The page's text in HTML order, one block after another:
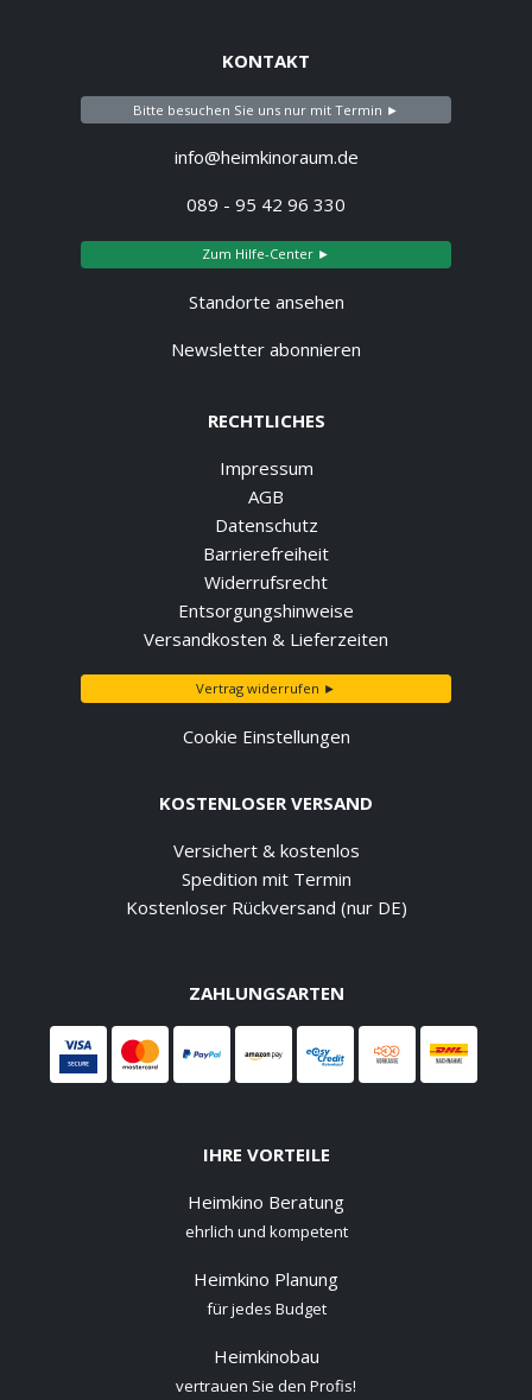
KONTAKT
Bitte besuchen Sie uns nur mit Termin ►
info@heimkinoraum.de
089 - 95 42 96 330
Zum Hilfe-Center ►
Standorte ansehen
Newsletter abonnieren
RECHTLICHES
Impressum
AGB
Datenschutz
Barrierefreiheit
Widerrufsrecht
Entsorgungshinweise
Versandkosten & Lieferzeiten
Vertrag widerrufen ►
Cookie Einstellungen
KOSTENLOSER VERSAND
Versichert & kostenlos
Spedition mit Termin
Kostenloser Rückversand (nur DE)
ZAHLUNGSARTEN
IHRE VORTEILE
Heimkino Beratung
ehrlich und kompetent
Heimkino Planung
für jedes Budget
Heimkinobau
vertrauen Sie den Profis!